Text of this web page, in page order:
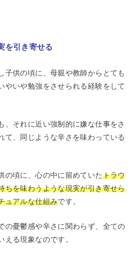
を引き寄せる
子供の頃に、母親や教師からとても
やいや勉強をさせられる経験をして
、それに近い強制的に嫌な仕事をさ
て、同じような辛さを味わっている
の頃に、心の中に留めていたトラウ
ちを味わうような現実が引き寄せら
ュアルな仕組みです。
の憂鬱感や辛さに関わらず、全ての
える現象なのです。